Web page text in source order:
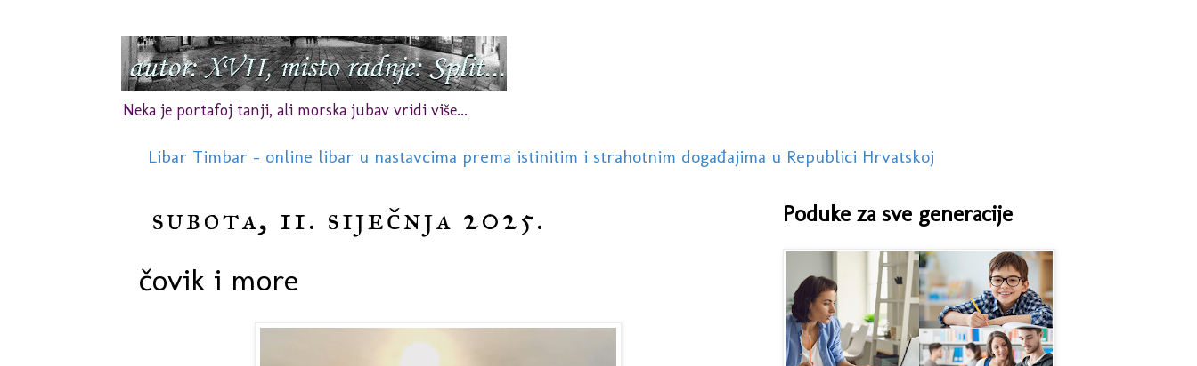
Neka je portafoj tanji, ali morska jubav vridi više...
Libar Timbar - online libar u nastavcima prema istinitim i strahotnim događajima u Republici Hrvatskoj
subota, 11. siječnja 2025.
čovik i more
Poduke za sve generacije